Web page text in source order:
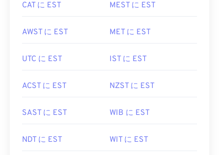
CAT に EST MEST に EST
AWST に EST MET に EST
UTC に EST IST に EST
ACST に EST NZST に EST
SAST に EST WIB に EST
NDT に EST WIT に EST